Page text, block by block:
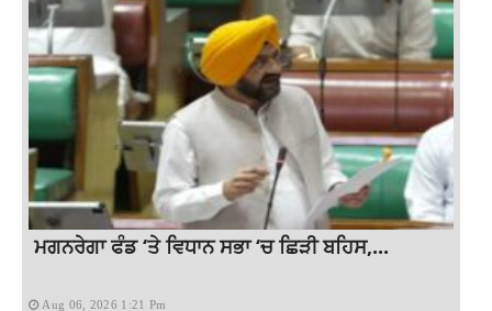
ਮਗਨਰੇਗਾ ਫੰਡ ‘ਤੇ ਵਿਧਾਨ ਸਭਾ ‘ਚ ਛਿੜੀ ਬਹਿਸ,...
Aug 06, 2026 1:21 Pm